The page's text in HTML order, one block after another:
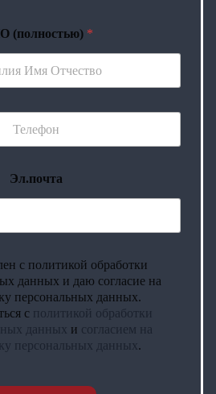
(полностью) *
Эл.почта
с политикой обработки
данных и даю согласие на
персональных данных.
с политикой обработки
данных и согласием на
персональных данных.